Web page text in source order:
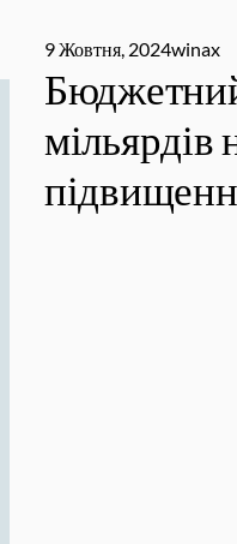
9 Жовтня, 2024winax
мільярдів